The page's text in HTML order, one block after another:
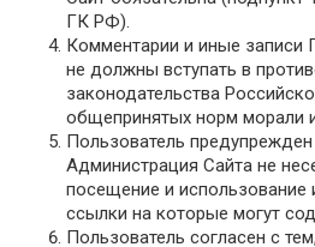
ГК РФ).
Комментарии и иные записи
не должны вступать в
законодательства
общепринятых норм морали
Пользователь
Администрация Сайта не
посещение и использование
ссылки на которые могут
Пользователь согласен с